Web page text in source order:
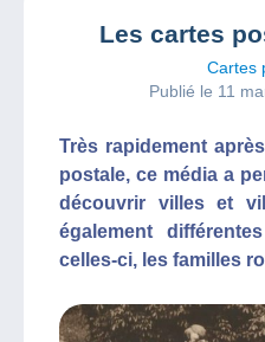
Les cartes
Cartes
Publié le 11
Très rapidement
postale, ce média a
découvrir villes et
également
celles-ci, les familles